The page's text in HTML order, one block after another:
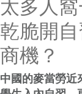
太多人
乾脆開
商機？
中國的麥當勞近